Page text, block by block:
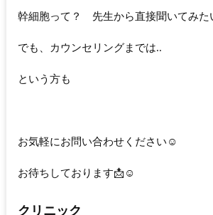
幹細胞って？ 先生から直接聞いてみた
でも、カウンセリングまでは..
という方も
お気軽にお問い合わせください☺️
お待ちしております📩☺️
クリニック